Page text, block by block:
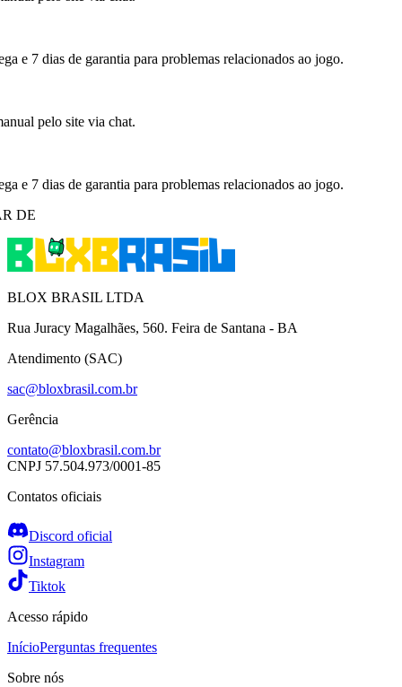
e 7 dias de garantia para problemas relacionados ao jogo.
pelo site via chat.
e 7 dias de garantia para problemas relacionados ao jogo.
DE
BLOX BRASIL LTDA
Rua Juracy Magalhães, 560. Feira de Santana - BA
Atendimento (SAC)
sac@bloxbrasil.com.br
Gerência
contato@bloxbrasil.com.br
CNPJ 57.504.973/0001-85
Contatos oficiais
Discord oficial
Instagram
Tiktok
Acesso rápido
InícioPerguntas frequentes
Sobre nós